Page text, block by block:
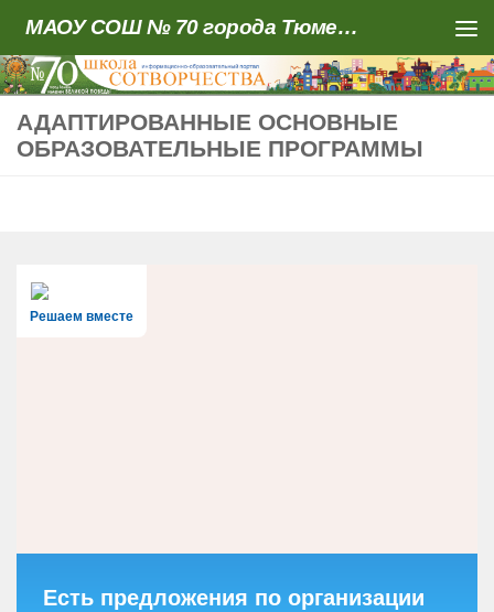
Skip to content МАОУ СОШ № 70 города Тюмени
АДАПТИРОВАННЫЕ ОСНОВНЫЕ
ОБРАЗОВАТЕЛЬНЫЕ ПРОГРАММЫ
Решаем вместе
Есть предложения по организации